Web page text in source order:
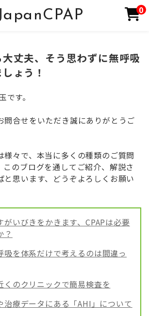
0
丈夫、そう思わずに無呼吸
ょう！
です。
問合せをいただき誠にありがとうご
様々で、本当に多くの種類のご質問
このブログを通してご紹介、解説さ
と思います、どうぞよろしくお願い
がいびきをかきます、CPAPは必要
？
吸を体系だけで考えるのは間違っ
くのクリニックで簡易検査を
治療データにある「AHI」について